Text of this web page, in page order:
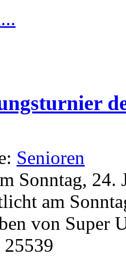
Senioren
Sonntag, 24.
am
von Super